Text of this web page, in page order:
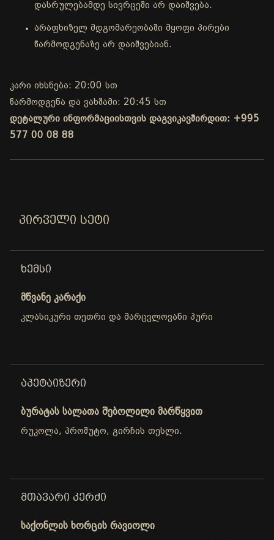
დასრულებამდე სივრცეში არ დაიშვება.
არაფხიზელ მდგომარეობაში მყოფი პირები
წარმოდგენაზე არ დაიშვებიან.
კარი იხსნება: 20:00 სთ
წარმოდგენა და ვახშამი: 20:45 სთ
დეტალური ინფორმაციისთვის დაგვიკავშირდით: +995
577 00 08 88
ᲞᲘᲠᲕᲔᲚᲘ ᲡᲔᲢᲘ
ᲮᲔᲛᲡᲘ
მწვანე კარაქი
კლასიკური თეთრი და მარცვლოვანი პური
ᲐᲞᲔᲢᲐᲘᲖᲔᲠᲘ
ბურატას სალათა შებოლილი მარწყვით
რუკოლა, პროშუტო, გირჩის თესლი.
ᲛᲗᲐᲕᲐᲠᲘ ᲙᲔᲠᲫᲘ
საქონლის ხორცის რავიოლი